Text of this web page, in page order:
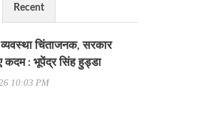
Recent
चिंताजनक, सरकार
कदम : भूपेंद्र सिंह हुड्डा
10:03 PM